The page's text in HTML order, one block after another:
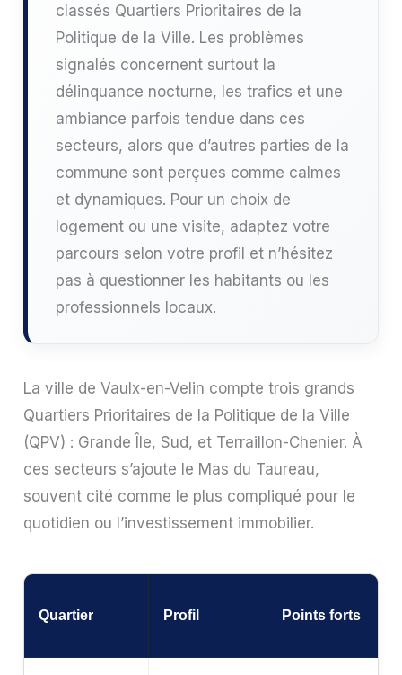
classés Quartiers Prioritaires de la
Politique de la Ville. Les problèmes
signalés concernent surtout la
délinquance nocturne, les trafics et une
ambiance parfois tendue dans ces
secteurs, alors que d’autres parties de la
commune sont perçues comme calmes
et dynamiques. Pour un choix de
logement ou une visite, adaptez votre
parcours selon votre profil et n’hésitez
pas à questionner les habitants ou les
professionnels locaux.
La ville de Vaulx-en-Velin compte trois grands
Quartiers Prioritaires de la Politique de la Ville
(QPV) : Grande Île, Sud, et Terraillon-Chenier. À
ces secteurs s’ajoute le Mas du Taureau,
souvent cité comme le plus compliqué pour le
quotidien ou l’investissement immobilier.
Quartier Profil Points forts